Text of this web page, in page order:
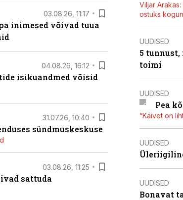
03.08.26, 11:17
inimesed võivad tuua
04.08.26, 16:12
isikuandmed võisid
31.07.26, 10:40
sündmuskeskuse
03.08.26, 11:25
sattuda
Viljar
ostuks
UUDISED
5
toimi
UUDISED
Pea
“Käivet on
UUDISED
UUDISED
Bonavat